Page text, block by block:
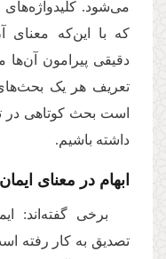
می‌‌شود. کلیدواژه‌های
که با این‌که معنای
دقیقی پیرامون
تعریف هر یک بحث‌های
است بحث کوتاهی در
داشته باشیم.
ابهام در معنای ایمان
برخی گفته‌اند:
تصدیق به کار رفته